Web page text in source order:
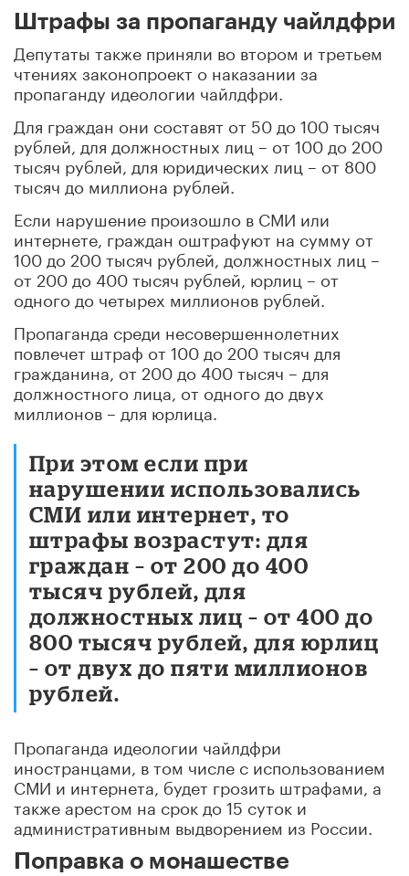
Штрафы за пропаганду чайлдфри
Депутаты также приняли во втором и третьем
чтениях законопроект о наказании за
пропаганду идеологии чайлдфри.
Для граждан они составят от 50 до 100 тысяч
рублей, для должностных лиц – от 100 до 200
тысяч рублей, для юридических лиц – от 800
тысяч до миллиона рублей.
Если нарушение произошло в СМИ или
интернете, граждан оштрафуют на сумму от
100 до 200 тысяч рублей, должностных лиц –
от 200 до 400 тысяч рублей, юрлиц – от
одного до четырех миллионов рублей.
Пропаганда среди несовершеннолетних
повлечет штраф от 100 до 200 тысяч для
гражданина, от 200 до 400 тысяч – для
должностного лица, от одного до двух
миллионов – для юрлица.
При этом если при
нарушении использовались
СМИ или интернет, то
штрафы возрастут: для
граждан – от 200 до 400
тысяч рублей, для
должностных лиц – от 400 до
800 тысяч рублей, для юрлиц
– от двух до пяти миллионов
рублей.
Пропаганда идеологии чайлдфри
иностранцами, в том числе с использованием
СМИ и интернета, будет грозить штрафами, а
также арестом на срок до 15 суток и
административным выдворением из России.
Поправка о монашестве